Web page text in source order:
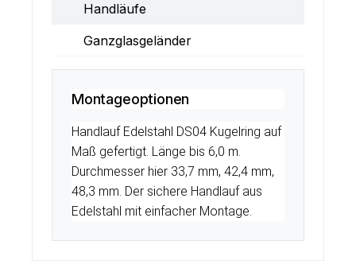
Handläufe
Ganzglasgeländer
Montageoptionen
Handlauf Edelstahl DS04 Kugelring auf
Maß gefertigt. Länge bis 6,0 m.
Durchmesser hier 33,7 mm, 42,4 mm,
48,3 mm. Der sichere Handlauf aus
Edelstahl mit einfacher Montage.